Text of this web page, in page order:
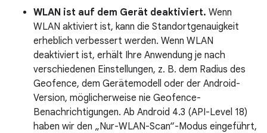
WLAN ist auf dem Gerät deaktiviert. Wenn
WLAN aktiviert ist, kann die Standortgenauigkeit
erheblich verbessert werden. Wenn WLAN
deaktiviert ist, erhält Ihre Anwendung je nach
verschiedenen Einstellungen, z. B. dem Radius des
Geofence, dem Gerätemodell oder der Android-
Version, möglicherweise nie Geofence-
Benachrichtigungen. Ab Android 4.3 (API-Level 18)
haben wir den „Nur-WLAN-Scan“-Modus eingeführt,